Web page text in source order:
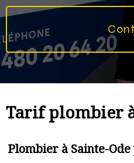
Tarif plombier
Plombier à Sainte-